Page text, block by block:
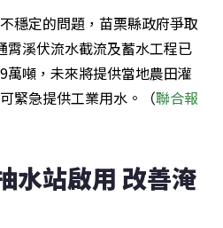
穩定的問題，苗栗縣政府爭取
霄溪伏流水截流及蓄水工程已
萬噸，未來將提供當地農田灌
緊急提供工業用水。（聯合報
水站啟用 改善淹